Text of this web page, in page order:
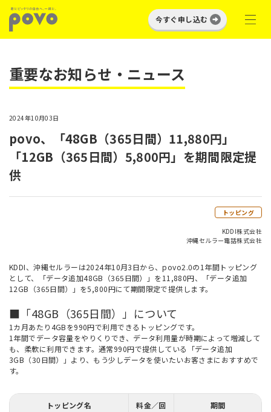
今すぐ申し込む
重要なお知らせ・ニュース
2024年10月03日
povo、「48GB（365日間）11,880円」
「12GB（365日間）5,800円」を期間限定提
供
トッピング
KDDI株式会社
沖縄セルラー電話株式会社
KDDI、沖縄セルラーは2024年10月3日から、povo2.0の1年間トッピング
として、「データ追加48GB（365日間）」を11,880円、「データ追加
12GB（365日間）」を5,800円にて期間限定で提供します。
■「48GB（365日間）」について
1カ月あたり4GBを990円で利用できるトッピングです。
1年間でデータ容量をやりくりでき、データ利用量が時期によって増減して
も、柔軟に利用できます。通常990円で提供している「データ追加
3GB（30日間）」より、もう少しデータを使いたいお客さまにおすすめで
す。
トッピング名 料金／回 期間